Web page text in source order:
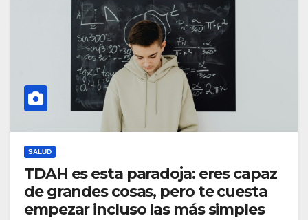
SALUD
TDAH es esta paradoja: eres capaz
de grandes cosas, pero te cuesta
empezar incluso las más simples